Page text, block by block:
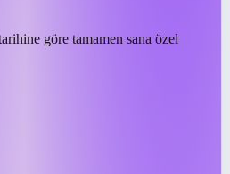
göre tamamen sana özel